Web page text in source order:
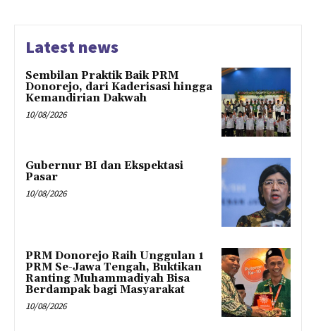
Latest news
Sembilan Praktik Baik PRM
Donorejo, dari Kaderisasi hingga
Kemandirian Dakwah
10/08/2026
Gubernur BI dan Ekspektasi
Pasar
10/08/2026
PRM Donorejo Raih Unggulan 1
PRM Se-Jawa Tengah, Buktikan
Ranting Muhammadiyah Bisa
Berdampak bagi Masyarakat
10/08/2026